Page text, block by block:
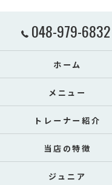
048-979-6832
ホーム
メニュー
トレーナー紹介
当店の特徴
ジュニア